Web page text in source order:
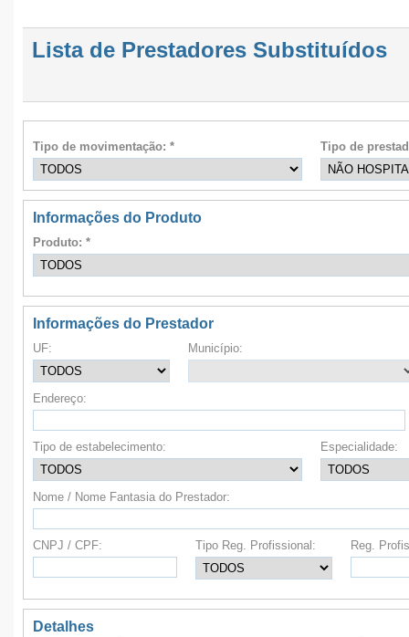
Lista de Prestadores Substituídos
Tipo de movimentação: * Tipo de
Informações do Produto
Produto: *
Informações do Prestador
UF: Município:
Endereço:
Tipo de estabelecimento: Especialidade:
Nome / Nome Fantasia do Prestador:
CNPJ / CPF: Tipo Reg. Profissional: Reg.
Detalhes